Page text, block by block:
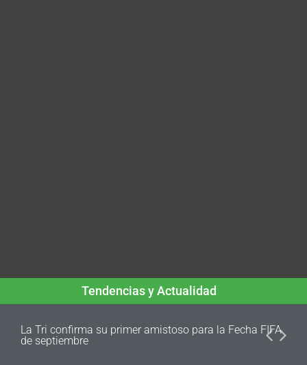
Tendencias y Actualidad
La Tri confirma su primer amistoso para la Fecha FIFA
de septiembre